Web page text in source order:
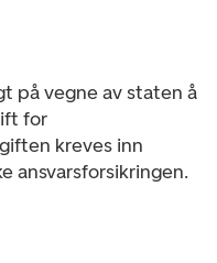
på vegne av staten å
for
kreves inn
ansvarsforsikringen.